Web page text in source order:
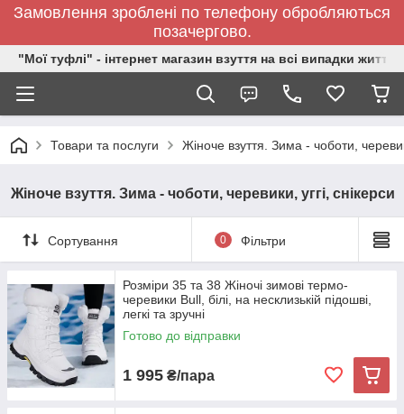
Замовлення зроблені по телефону обробляються
позачергово.
"Мої туфлі" - інтернет магазин взуття на всі випадки життя.
Товари та послуги Жіноче взуття. Зима - чоботи,
Жіноче взуття. Зима - чоботи, черевики, уггі, снікерси
Сортування 0 Фільтри
Розміри 35 та 38 Жіночі зимові термо-
черевики Bull, білі, на несклизькій підошві,
легкі та зручні
Готово до відправки
1 995 ₴/пара